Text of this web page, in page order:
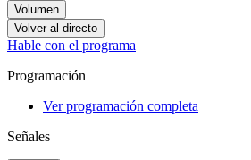
Volumen
Volver al directo
Hable con el programa
Programación
Ver programación completa
Señales